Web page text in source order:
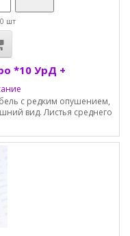
шт
*10 УрД +
с редким опушением,
вид. Листья среднего